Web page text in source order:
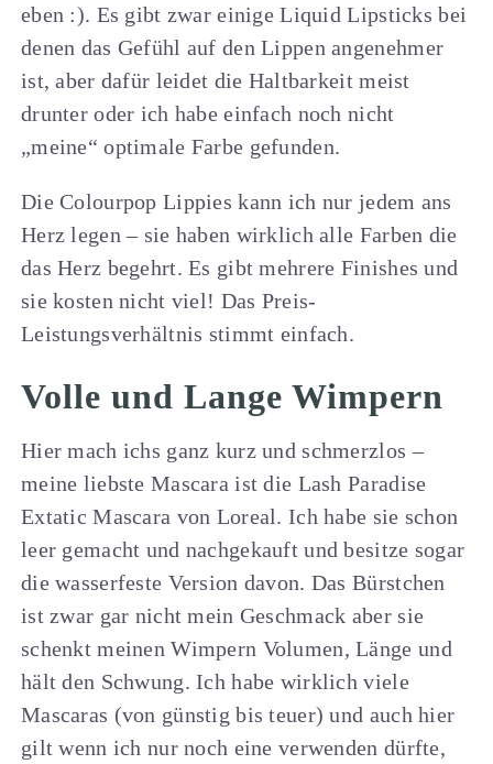
eben :). Es gibt zwar einige Liquid Lipsticks bei
denen das Gefühl auf den Lippen angenehmer
ist, aber dafür leidet die Haltbarkeit meist
drunter oder ich habe einfach noch nicht
„meine“ optimale Farbe gefunden.
Die Colourpop Lippies kann ich nur jedem ans
Herz legen – sie haben wirklich alle Farben die
das Herz begehrt. Es gibt mehrere Finishes und
sie kosten nicht viel! Das Preis-
Leistungsverhältnis stimmt einfach.
Volle und Lange Wimpern
Hier mach ichs ganz kurz und schmerzlos –
meine liebste Mascara ist die Lash Paradise
Extatic Mascara von Loreal. Ich habe sie schon
leer gemacht und nachgekauft und besitze sogar
die wasserfeste Version davon. Das Bürstchen
ist zwar gar nicht mein Geschmack aber sie
schenkt meinen Wimpern Volumen, Länge und
hält den Schwung. Ich habe wirklich viele
Mascaras (von günstig bis teuer) und auch hier
gilt wenn ich nur noch eine verwenden dürfte,